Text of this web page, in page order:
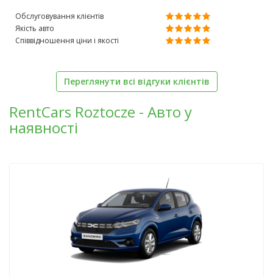
Обслуговування клієнтів
Якість авто
Співвідношення ціни і якості
Переглянути всі відгуки клієнтів
RentCars Roztocze - Авто у
наявності